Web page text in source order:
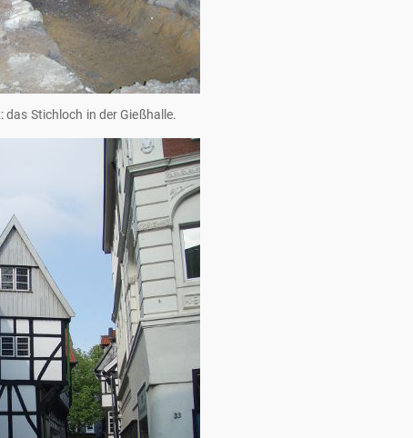
das Stichloch in der Gießhalle.